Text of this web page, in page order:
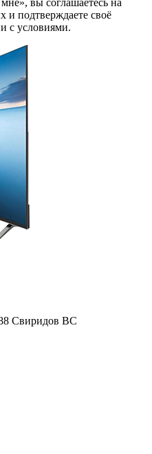
и подтверждаете своё
с условиями.
Свиридов ВС